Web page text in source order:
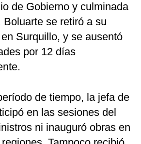
de Gobierno y culminada
Boluarte se retiró a su
Surquillo, y se ausentó
por 12 días
de tiempo, la jefa de
en las sesiones del
ni inauguró obras en